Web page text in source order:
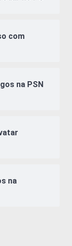
com
na PSN
na